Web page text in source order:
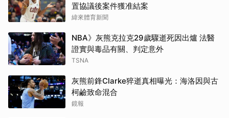
置協議後案件獲准結案
緯來體育新聞
NBA》灰熊克拉克29歲驟逝死因出爐 法醫
證實與毒品有關、判定意外
TSNA
灰熊前鋒Clarke猝逝真相曝光：海洛因與古
柯鹼致命混合
鏡報